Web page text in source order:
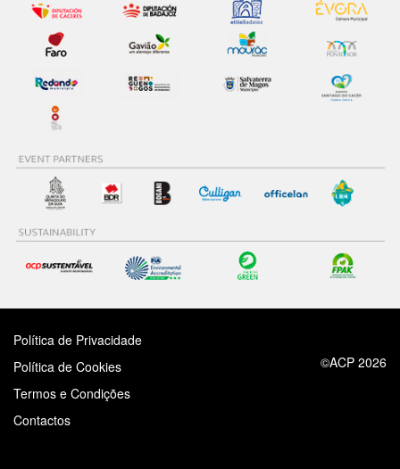
Política de Privacidade
Política de Cookies
Termos e Condições
Contactos
©ACP 2026